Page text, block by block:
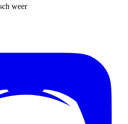
weer